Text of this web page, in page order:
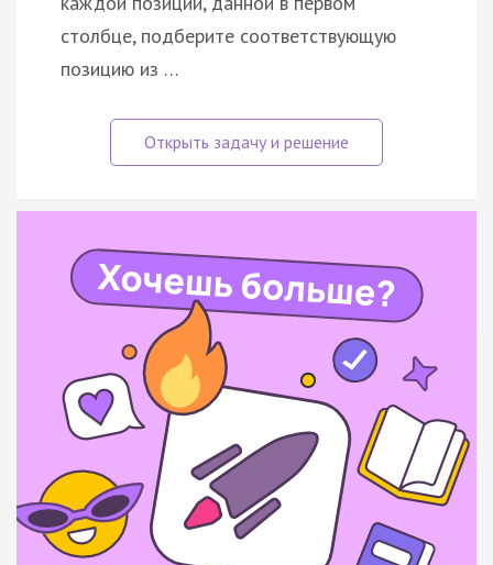
столбце, подберите соответствующую
позицию из …